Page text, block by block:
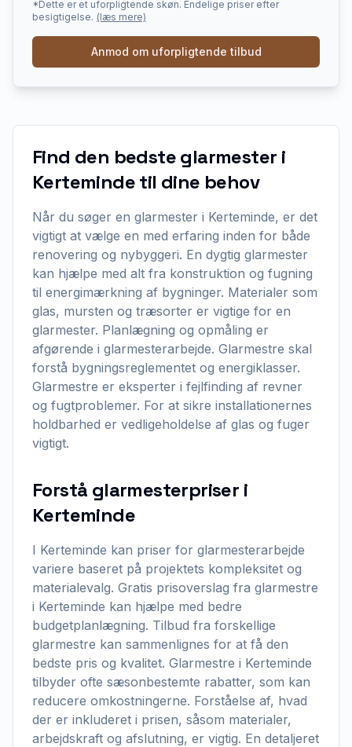
*Dette er et uforpligtende skøn. Endelige priser efter
besigtigelse. (læs mere)
Anmod om uforpligtende tilbud
Find den bedste glarmester i
Kerteminde til dine behov
Når du søger en glarmester i Kerteminde, er det
vigtigt at vælge en med erfaring inden for både
renovering og nybyggeri. En dygtig glarmester
kan hjælpe med alt fra konstruktion og fugning
til energimærkning af bygninger. Materialer som
glas, mursten og træsorter er vigtige for en
glarmester. Planlægning og opmåling er
afgørende i glarmesterarbejde. Glarmestre skal
forstå bygningsreglementet og energiklasser.
Glarmestre er eksperter i fejlfinding af revner
og fugtproblemer. For at sikre installationernes
holdbarhed er vedligeholdelse af glas og fuger
vigtigt.
Forstå glarmesterpriser i
Kerteminde
I Kerteminde kan priser for glarmesterarbejde
variere baseret på projektets kompleksitet og
materialevalg. Gratis prisoverslag fra glarmestre
i Kerteminde kan hjælpe med bedre
budgetplanlægning. Tilbud fra forskellige
glarmestre kan sammenlignes for at få den
bedste pris og kvalitet. Glarmestre i Kerteminde
tilbyder ofte sæsonbestemte rabatter, som kan
reducere omkostningerne. Forståelse af, hvad
der er inkluderet i prisen, såsom materialer,
arbejdskraft og afslutning, er vigtig. En detaljeret